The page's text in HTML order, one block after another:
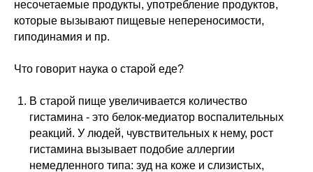
несочетаемые продукты, употребление продуктов,
которые вызывают пищевые непереносимости,
гиподинамия и пр.
Что говорит наука о старой еде?
В старой пище увеличивается количество
гистамина - это белок-медиатор воспалительных
реакций. У людей, чувствительных к нему, рост
гистамина вызывает подобие аллергии
немедленного типа: зуд на коже и слизистых,